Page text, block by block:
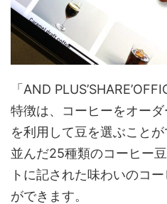
「AND
特徴は、コーヒーをオーダ
を利用して豆を選ぶこと
並んだ25種類のコーヒー
トに記された味わいのコ
ができます。